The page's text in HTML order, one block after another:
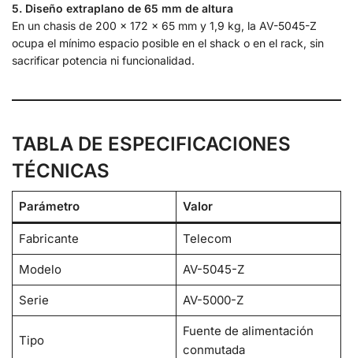
5. Diseño extraplano de 65 mm de altura
En un chasis de 200 × 172 × 65 mm y 1,9 kg, la AV-5045-Z
ocupa el mínimo espacio posible en el shack o en el rack, sin
sacrificar potencia ni funcionalidad.
TABLA DE ESPECIFICACIONES
TÉCNICAS
Parámetro Valor
Fabricante Telecom
Modelo AV-5045-Z
Serie AV-5000-Z
Tipo
Fuente de alimentación
conmutada